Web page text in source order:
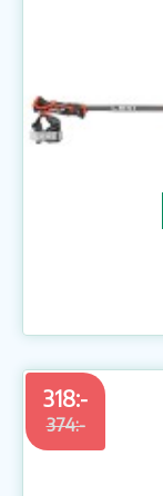
318:-
374:-